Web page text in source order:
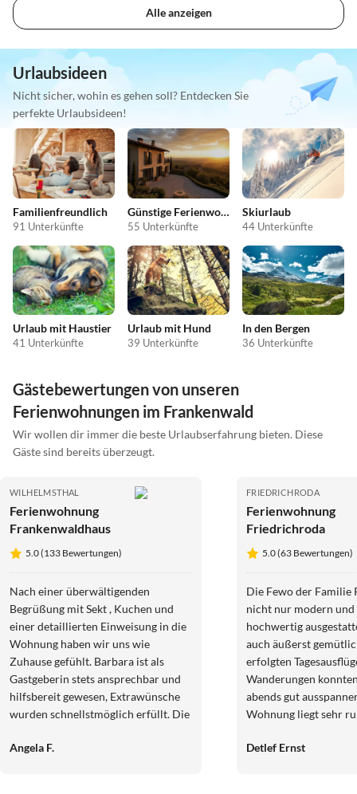
Alle anzeigen
Urlaubsideen
Nicht sicher, wohin es gehen soll? Entdecken Sie
perfekte Urlaubsideen!
Familienfreundlich
91 Unterkünfte
Günstige Ferienwohnungen
55 Unterkünfte
Skiurlaub
44 Unterkünfte
Urlaub mit Haustier
41 Unterkünfte
Urlaub mit Hund
39 Unterkünfte
In den Bergen
36 Unterkünfte
Gästebewertungen von unseren
Ferienwohnungen im Frankenwald
Wir wollen dir immer die beste Urlaubserfahrung bieten. Diese
Gäste sind bereits überzeugt.
WILHELMSTHAL
Ferienwohnung
Frankenwaldhaus
5.0 (133 Bewertungen)
Nach einer überwältigenden
Begrüßung mit Sekt , Kuchen und
einer detaillierten Einweisung in die
Wohnung haben wir uns wie
Zuhause gefühlt. Barbara ist als
Gastgeberin stets ansprechbar und
hilfsbereit gewesen, Extrawünsche
wurden schnellstmöglich erfüllt. Die
auch mit etlichen
Angela F.
FRIEDRICHRODA
Ferienwohnung
Friedrichroda
5.0 (63 Bewertungen)
Die Fewo der Familie
nicht nur modern und
hochwertig
auch äußerst
erfolgten
Wanderungen
abends gut
Wohnung liegt sehr
sehr symphatischen
Detlef Ernst